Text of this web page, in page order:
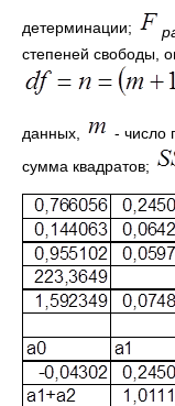
детерминации;
степеней свободы,
данных, - число
сумма квадратов;